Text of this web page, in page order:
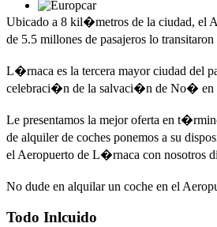
Ubicado a 8 kil�metros de la ciudad, el
de 5.5 millones de pasajeros lo
L�rnaca es la tercera mayor ciudad del
celebraci�n de la salvaci�n de No� en
Le presentamos la mejor oferta en
de alquiler de coches ponemos a su
el Aeropuerto de L�rnaca con nosotros
No dude en alquilar un coche en el
Todo Inlcuido